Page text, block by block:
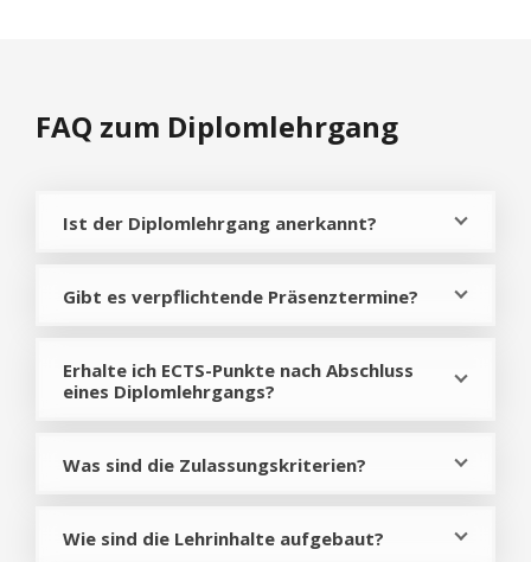
FAQ zum Diplomlehrgang
Ist der Diplomlehrgang anerkannt?
Gibt es verpflichtende Präsenztermine?
Erhalte ich ECTS-Punkte nach Abschluss
eines Diplomlehrgangs?
Was sind die Zulassungskriterien?
Wie sind die Lehrinhalte aufgebaut?